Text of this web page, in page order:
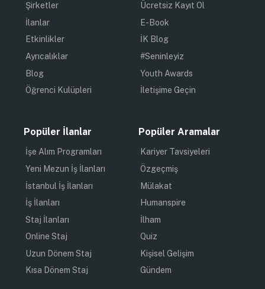
Şirketler
İlanlar
Etkinlikler
Ayrıcalıklar
Blog
Öğrenci Kulüpleri
Ücretsiz Kayıt Ol
E-Book
İK Blog
#Seninleyiz
Youth Awards
İletişime Geçin
Popüler İlanlar
İşe Alım Programları
Yeni Mezun İş İlanları
İstanbul İş İlanları
İş İlanları
Staj İlanları
Online Staj
Uzun Dönem Staj
Kısa Dönem Staj
Popüler Aramalar
Kariyer Tavsiyeleri
Özgeçmiş
Mülakat
Humanspire
İlham
Quiz
Kişisel Gelişim
Gündem